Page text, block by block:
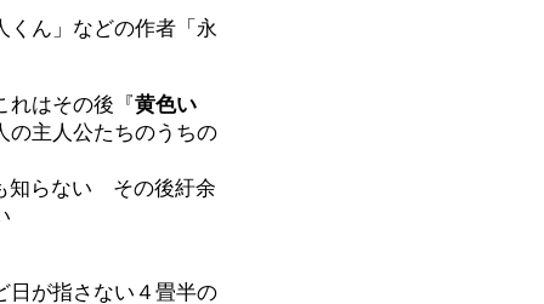
くん」などの作者「永
れはその後『黄色い
の主人公たちのうちの
知らない その後紆余
日が指さない４畳半の